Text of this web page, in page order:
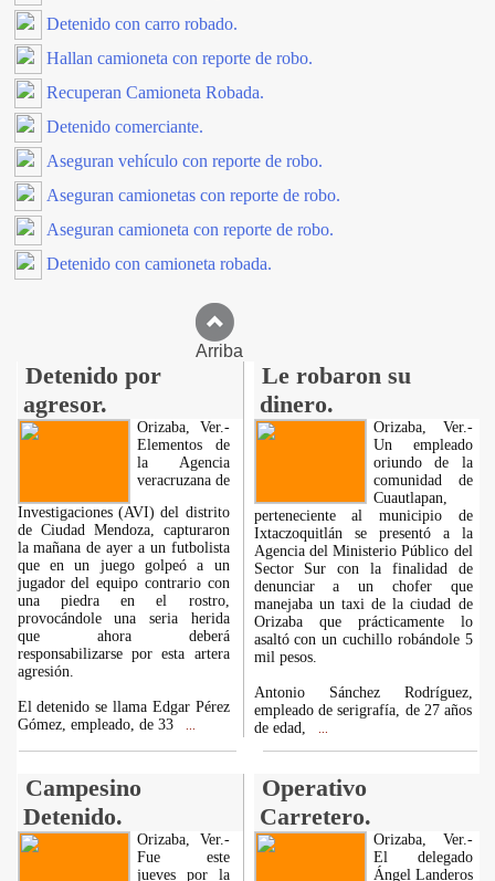
Detenido con carro robado.
Hallan camioneta con reporte de robo.
Recuperan Camioneta Robada.
Detenido comerciante.
Aseguran vehículo con reporte de robo.
Aseguran camionetas con reporte de robo.
Aseguran camioneta con reporte de robo.
Detenido con camioneta robada.
Arriba
Detenido por
agresor.
Le robaron su
dinero.
Orizaba, Ver.-
Elementos de
la Agencia
veracruzana de
Investigaciones (AVI) del distrito
de Ciudad Mendoza, capturaron
la mañana de ayer a un futbolista
que en un juego golpeó a un
jugador del equipo contrario con
una piedra en el rostro,
provocándole una seria herida
que ahora deberá
responsabilizarse por esta artera
agresión.
El detenido se llama Edgar Pérez
Gómez, empleado, de 33
Orizaba, Ver.-
Un empleado
oriundo de la
comunidad de
Cuautlapan,
perteneciente al municipio de
Ixtaczoquitlán se presentó a la
Agencia del Ministerio Público del
Sector Sur con la finalidad de
denunciar a un chofer que
manejaba un taxi de la ciudad de
Orizaba que prácticamente lo
asaltó con un cuchillo robándole 5
mil pesos.
Antonio Sánchez Rodríguez,
empleado de serigrafía, de 27 años
de edad,
Campesino
Detenido.
Operativo
Carretero.
Orizaba, Ver.-
Fue este
jueves por la
Orizaba, Ver.-
El delegado
Ángel Landeros